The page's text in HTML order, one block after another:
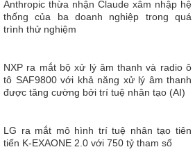
Anthropic thừa nhận Claude xâm nhập hệ
thống của ba doanh nghiệp trong quá
trình thử nghiệm
NXP ra mắt bộ xử lý âm thanh và radio ô
tô SAF9800 với khả năng xử lý âm thanh
được tăng cường bởi trí tuệ nhân tạo (AI)
LG ra mắt mô hình trí tuệ nhân tạo tiên
tiến K-EXAONE 2.0 với 750 tỷ tham số